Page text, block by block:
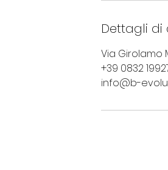
Dettagli
Via Girolamo
+39 0832
info@b-